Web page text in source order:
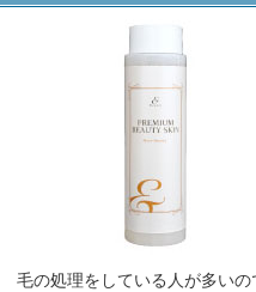
毛の処理をしている人が多いの